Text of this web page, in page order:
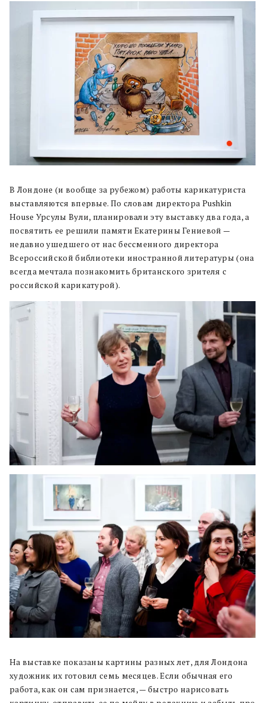
В Лондоне (и вообще за рубежом) работы карикатуриста
выставляются впервые. По словам директора Pushkin
House Урсулы Вули, планировали эту выставку два года, а
посвятить ее решили памяти Екатерины Гениевой —
недавно ушедшего от нас бессменного директора
Всероссийской библиотеки иностранной литературы (она
всегда мечтала познакомить британского зрителя с
российской карикатурой).
На выставке показаны картины разных лет, для Лондона
художник их готовил семь месяцев. Если обычная его
работа, как он сам признается, — быстро нарисовать